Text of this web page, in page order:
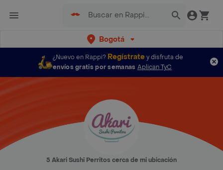
Bogotá
¿Nuevo en Rappi? Regístratey disfruta de
envíos gratis por semanas Aplican TyC
5 Akari Sushi Perritos cerca de mi ubicación